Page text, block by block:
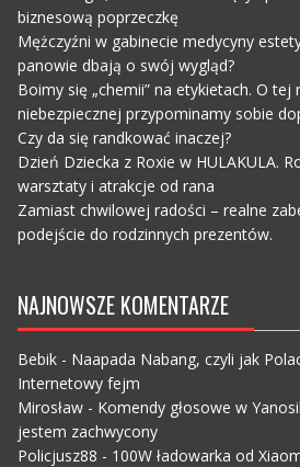
biznesową poprzeczkę
Mężczyźni w gabinecie medycyny
panowie dbają o swój wygląd?
Boimy się „chemii” na etykietach. O tej
niebezpiecznej przypominamy sobie
Czy da się randkować inaczej?
Dzień Dziecka z Roxie w HULAKULA.
warsztaty i atrakcje od rana
Zamiast chwilowej radości – realne
podejście do rodzinnych prezentów.
NAJNOWSZE KOMENTARZE
Bebik- Naapada Nabang, czyli jak
Internetowy fejm
Mirosław- Komendy głosowe w
jestem zachwycony
Policjusz88 - 100W ładowarka od